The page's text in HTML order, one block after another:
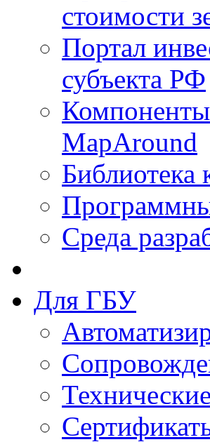
стоимости
Портал
субъекта РФ
Компоненты
MapAround
Библиотека
Среда
Для ГБУ